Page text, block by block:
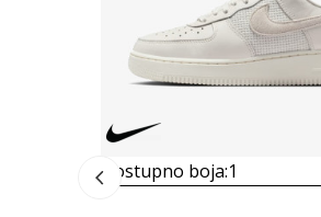
Dostupno boja:1